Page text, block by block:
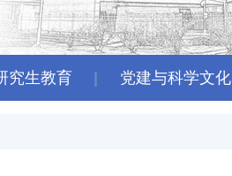
究生教育 党建与科学文化